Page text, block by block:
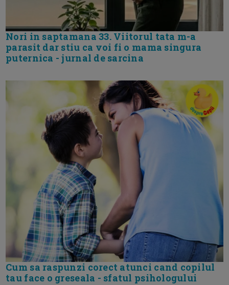
Nori in saptamana 33. Viitorul tata m-a
parasit dar stiu ca voi fi o mama singura
puternica - jurnal de sarcina
Cum sa raspunzi corect atunci cand copilul
tau face o greseala - sfatul psihologului